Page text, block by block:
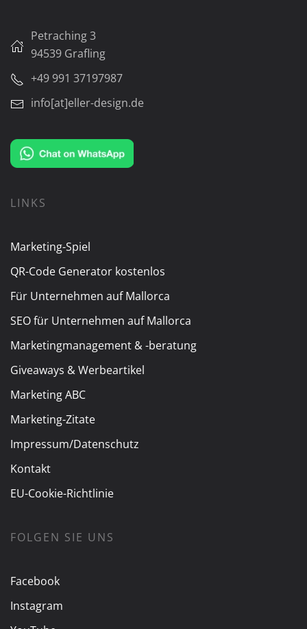
Petraching 3
94539 Grafling
+49 991 37197987
info[at]eller-design.de
LINKS
Marketing-Spiel
QR-Code Generator kostenlos
Für Unternehmen auf Mallorca
SEO für Unternehmen auf Mallorca
Marketingmanagement & -beratung
Giveaways & Werbeartikel
Marketing ABC
Marketing-Zitate
Impressum/Datenschutz
Kontakt
EU-Cookie-Richtlinie
FOLGEN SIE UNS
Facebook
Instagram